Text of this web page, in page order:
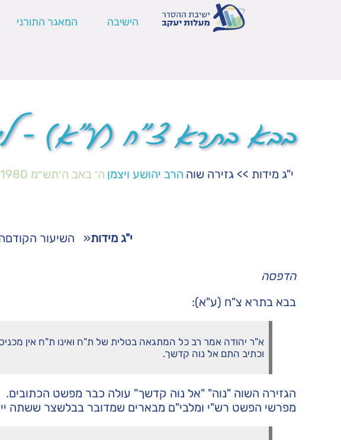
הישיבה המאגר התורני
בבא בתרא צ"ח (ע"א) –
י"ג מידות >> גזירה שוה הרב יהושע ויצמן ה׳ באב ה׳תש״מ
י"ג מידות« השיעור הקודם
הדפסה
בבא בתרא צ"ח (ע"א):
א"ר יהודה אמר רב כל המתגאה בטלית של ת"ח ואינו ת"ח אין
וכתיב התם אל נוה קדשך.
הגזירה השוה "נוה" "אל נוה קדשך" עולה כבר מפשט הכתובים.
מפרשי הפשט רש"י ומלבי"ם מבארים שמדובר בבלשצר ששתה